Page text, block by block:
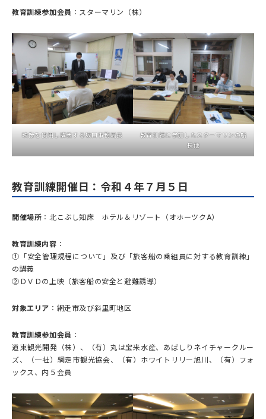
教育訓練参加会員 ：スターマリン（株）
映像を使用し講義する坂口事務局長
教育訓練に参加したスターマリンの船
長他
教育訓練開催日：令和４年７月５日
開催場所 ：北こぶし知床 ホテル＆リゾート（オホーツクA）
教育訓練内容 ：
①「安全管理規程について」及び「旅客船の乗組員に対する教育訓練」
の講義
②ＤＶＤの上映（旅客船の安全と避難誘導）
対象エリア ：網走市及び斜里町地区
教育訓練参加会員 ：
道東観光開発（株）、（有）丸は宝来水産、あばしりネイチャークルー
ズ、（一社）網走市観光協会、（有）ホワイトリリー旭川、（有）フォ
ックス、内５会員